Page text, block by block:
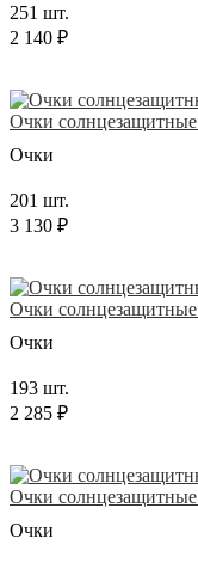
251 шт.
2 140 ₽
Очки
Очки
201 шт.
3 130 ₽
Очки
Очки
193 шт.
2 285 ₽
Очки
Очки